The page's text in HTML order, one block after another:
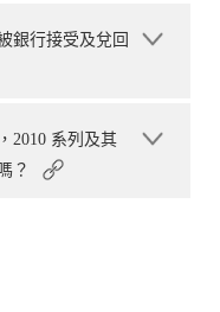
銀行接受及兌回
2010 系列及其
？